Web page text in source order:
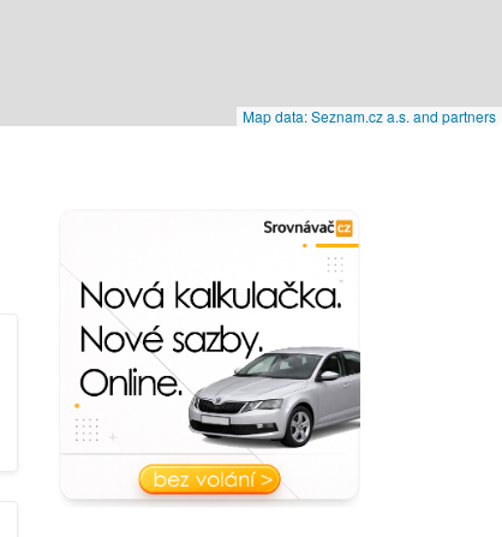
Map data: Seznam.cz a.s. and partners